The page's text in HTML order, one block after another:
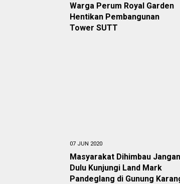
Warga Perum Royal Garden
Hentikan Pembangunan
Tower SUTT
07 JUN 2020
Masyarakat Dihimbau Jangan
Dulu Kunjungi Land Mark
Pandeglang di Gunung